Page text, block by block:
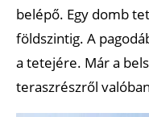
belépő. Egy domb
földszintig. A
a tetejére. Már a
teraszrészről